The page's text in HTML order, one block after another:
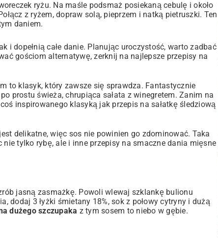
ryżu. Na maśle podsmaż posiekaną cebulę i około
z ryżem, dopraw solą, pieprzem i natką pietruszki. Ten
daniem.
i dopełnią całe danie. Planując uroczystość, warto zadbać
gościom alternatywę, zerknij na najlepsze przepisy na
to klasyk, który zawsze się sprawdza. Fantastycznie
prostu świeża, chrupiąca sałata z winegretem. Zanim na
inspirowanego klasyką jak przepis na sałatkę śledziową
delikatne, więc sos nie powinien go zdominować. Taka
nie tylko rybę, ale i inne przepisy na smaczne dania mięsne
jasną zasmażkę. Powoli wlewaj szklankę bulionu
dodaj 3 łyżki śmietany 18%, sok z połowy cytryny i dużą
dużego szczupaka z tym sosem to niebo w gębie.